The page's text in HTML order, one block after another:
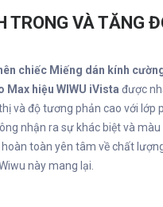
TRONG VÀ TĂNG
chiếc Miếng dán kính
Max hiệu WIWU iVista được
và độ tương phản cao với lớp
nhận ra sự khác biệt và
toàn yên tâm về chất
này mang lại.